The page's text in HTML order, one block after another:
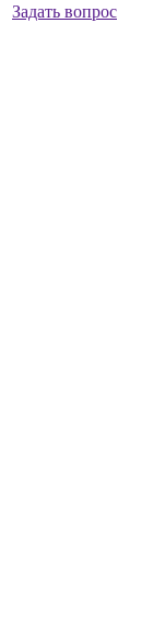
Задать вопрос